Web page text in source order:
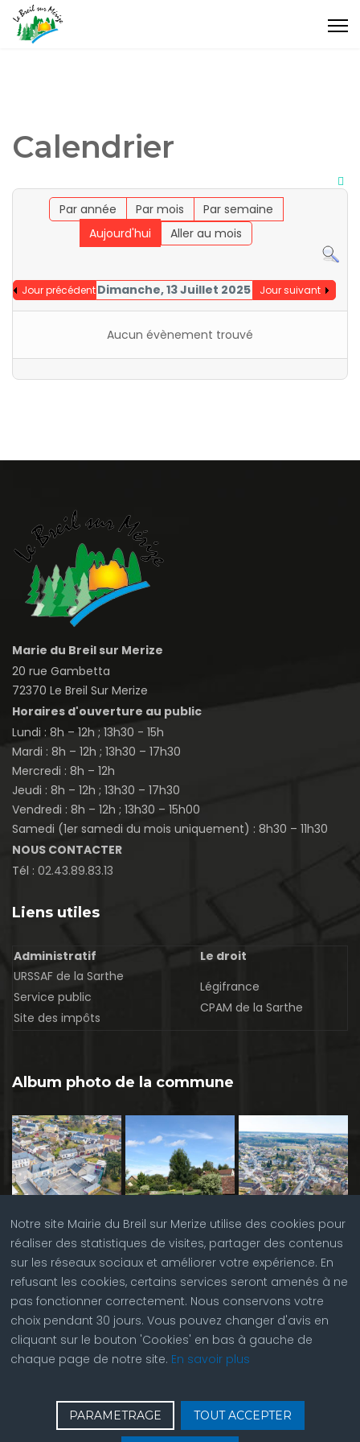
Calendrier
Par année Par mois
Par semaine
Aujourd'hui
Aller au mois
Jour précédentDimanche, 13 Juillet 2025 Jour suivant
Aucun évènement trouvé
Marie du Breil sur Merize
20 rue Gambetta
72370 Le Breil Sur Merize
Horaires d'ouverture au public
Lundi : 8h – 12h ; 13h30 - 15h
Mardi : 8h – 12h ; 13h30 – 17h30
Mercredi : 8h – 12h
Jeudi : 8h – 12h ; 13h30 – 17h30
Vendredi : 8h – 12h ; 13h30 – 15h00
Samedi (1er samedi du mois uniquement) : 8h30 – 11h30
NOUS CONTACTER
Tél : 02.43.89.83.13
Notre site Mairie du Breil sur Merize utilise des cookies pour
réaliser des statistiques de visites, partager des contenus
sur les réseaux sociaux et améliorer votre expérience. En
refusant les cookies, certains services seront amenés à ne
pas fonctionner correctement. Nous conservons votre
choix pendant 30 jours. Vous pouvez changer d'avis en
cliquant sur le bouton 'Cookies' en bas à gauche de
chaque page de notre site. En savoir plus
PARAMETRAGE TOUT ACCEPTER
Liens utiles
Administratif
Le droit
URSSAF de la Sarthe
Service public
Site des impôts
Légifrance
CPAM de la Sarthe
Album photo de la commune
Contactez nous | © Copyright 2023 |Plan du site|
Réalisation du site parABC Site Web| Seconnecter| Accès